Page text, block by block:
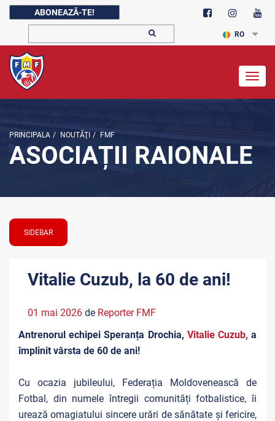
ABONEAZĂ-TE!
RO
PRINCIPALA / NOUTĂŢI / FMF
ASOCIAȚII RAIONALE
SIDEBAR
Vitalie Cuzub, la 60 de ani!
01 mai 2026 de Reporter FMF
Antrenorul echipei Speranța Drochia, Vitalie Cuzub,a
împlinit vârsta de 60 de ani!
Cu ocazia jubileului, Federația Moldovenească de
Fotbal, din numele întregii comunități fotbalistice, îi
urează omagiatului sincere urări de sănătate şi fericire,